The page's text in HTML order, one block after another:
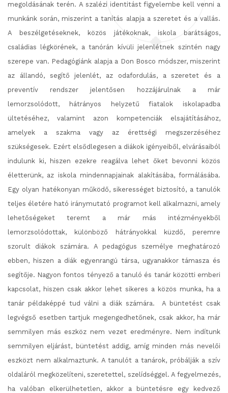
megoldásának terén. A szalézi identitást figyelembe kell venni a
munkánk során, miszerint a tanítás alapja a szeretet és a vallás.
A beszélgetéseknek, közös játékoknak, iskola barátságos,
családias légkörének, a tanórán kívüli jelenlétnek szintén nagy
szerepe van. Pedagógiánk alapja a Don Bosco módszer, miszerint
az állandó, segítő jelenlét, az odafordulás, a szeretet és a
preventív rendszer jelentősen hozzájárulnak a már
lemorzsolódott, hátrányos helyzetű fiatalok iskolapadba
ültetéséhez, valamint azon kompetenciák elsajátításához,
amelyek a szakma vagy az érettségi megszerzéséhez
szükségesek. Ezért elsődlegesen a diákok igényeiből, elvárásaiból
indulunk ki, hiszen ezekre reagálva lehet őket bevonni közös
életterünk, az iskola mindennapjainak alakításába, formálásába.
Egy olyan hatékonyan működő, sikerességet biztosító, a tanulók
teljes életére ható iránymutató programot kell alkalmazni, amely
lehetőségeket teremt a már más intézményekből
lemorzsolódottak, különböző hátrányokkal küzdő, peremre
szorult diákok számára. A pedagógus személye meghatározó
ebben, hiszen a diák egyenrangú társa, ugyanakkor támasza és
segítője. Nagyon fontos tényező a tanuló és tanár közötti emberi
kapcsolat, hiszen csak akkor lehet sikeres a közös munka, ha a
tanár példaképpé tud válni a diák számára.
A büntetést csak
legvégső esetben tartjuk megengedhetőnek, csak akkor, ha már
semmilyen más eszköz nem vezet eredményre. Nem indítunk
semmilyen eljárást, büntetést addig, amíg minden más nevelői
eszközt nem alkalmaztunk. A tanulót a tanárok, próbálják a szív
oldaláról megközelíteni, szeretettel, szelídséggel. A fegyelmezés,
ha valóban elkerülhetetlen, akkor a büntetésre egy kedvező